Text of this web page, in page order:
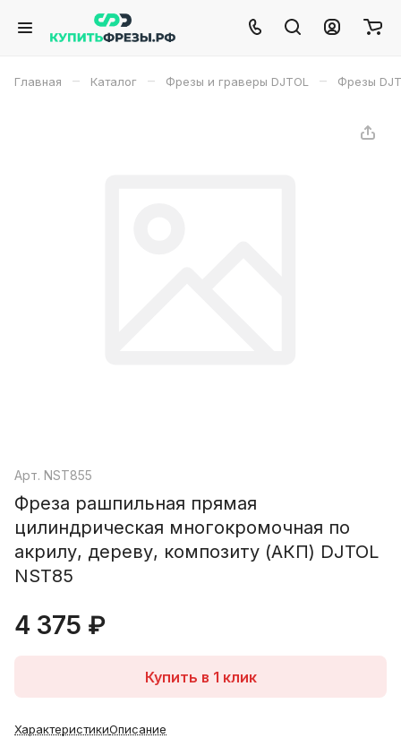
Главная – Каталог – Фрезы и граверы DJTOL – Фрезы
Арт. NST855
Фреза рашпильная прямая
цилиндрическая многокромочная по
акрилу, дереву, композиту (АКП) DJTOL
NST85
4 375 ₽
Купить в 1 клик
ХарактеристикиОписание